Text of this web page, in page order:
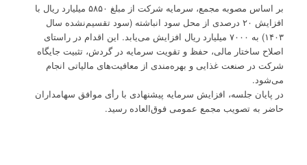
بر اساس مصوبه مجمع، سرمایه شرکت از مبلغ ۵۸۵۰ میلیارد ریال با
افزایش ۲۰ درصدی از محل سود انباشته (سود تقسیم‌نشده سال
۱۴۰۳) به ۷۰۰۰ میلیارد ریال افزایش می‌یابد. این اقدام در راستای
اصلاح ساختار مالی، حفظ و تقویت سرمایه در گردش، تثبیت جایگاه
شرکت در صنعت غذایی و بهره‌مندی از معافیت‌های مالیاتی انجام
می‌شود.
در پایان جلسه، افزایش سرمایه پیشنهادی با رأی موافق سهامداران
حاضر به تصویب مجمع عمومی فوق‌العاده رسید.